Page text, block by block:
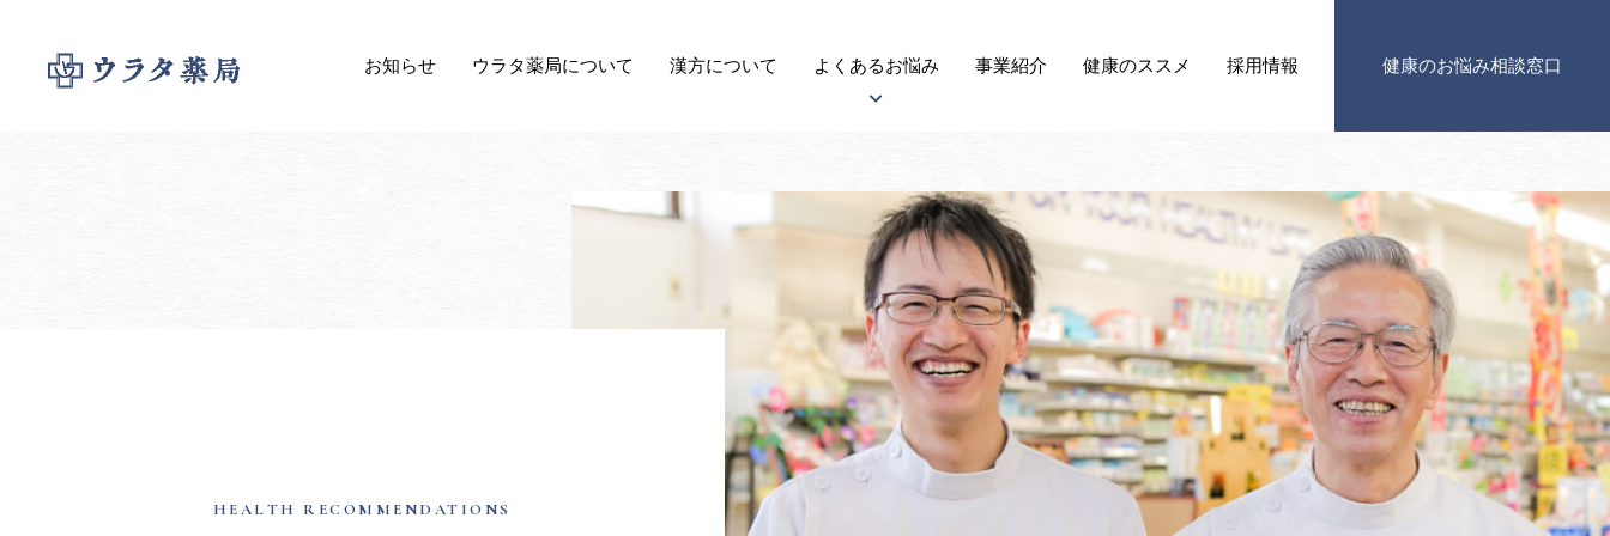
お知らせ ウラタ薬局について 漢方について よくあるお悩み 事業紹介 健康のススメ 採用情報 健康のお悩み相談窓口